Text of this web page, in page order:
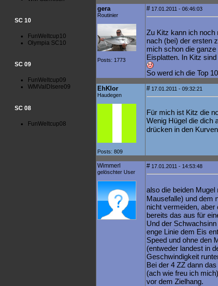
SC 10
FunWeltcup10
Olympia SC10
SC 09
FunWeltcup09
WMValDIsere09
SC 08
FunWeltcup08
gera
Routinier
Posts: 1773
#17.01.2011 - 06:46:03
Zu Kitz kann ich noch
nach (bei) der ersten
mich schon die
Eisplatten. In Kitz
So werd ich die Top
EhKlor
Haudegen
Posts: 809
#17.01.2011 - 09:32:21
Für mich ist Kitz die
Wenig Hügel die dich
drücken in den
Wimmerl
gelöschter User
#17.01.2011 - 14:53:48
also die beiden
Mausefalle) und dem
nicht vermeiden,
bereits das aus für
Und der
enge Linie dem Eis
Speed und ohne den
(entweder landest in
Geschwindigkeit
Bei der 4 ZZ dann
(ach wie freu ich
vor dem Zielhang.